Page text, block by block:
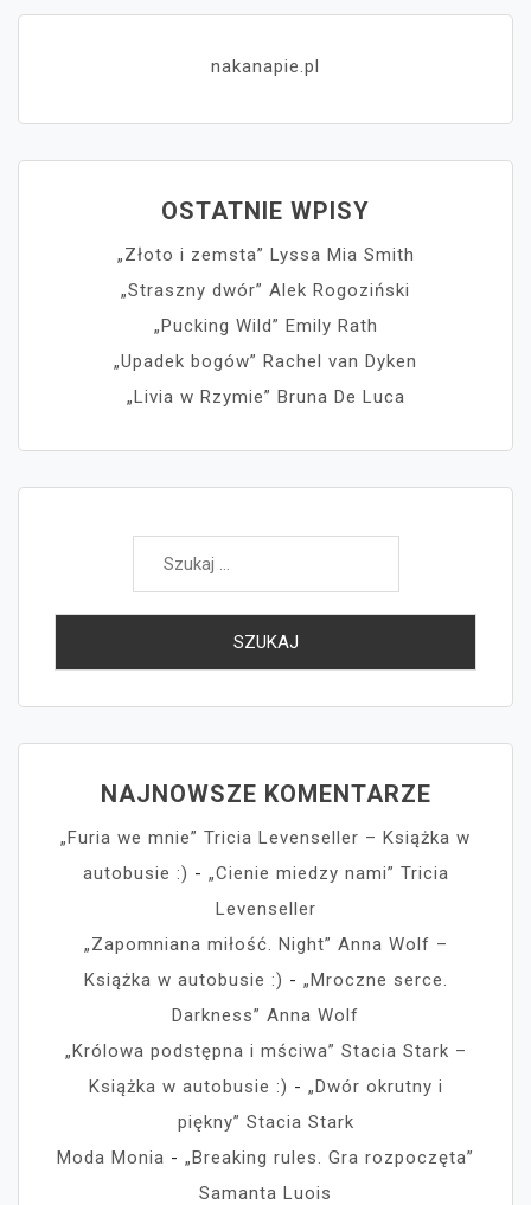
nakanapie.pl
OSTATNIE WPISY
„Złoto i zemsta” Lyssa Mia Smith
„Straszny dwór” Alek Rogoziński
„Pucking Wild” Emily Rath
„Upadek bogów” Rachel van Dyken
„Livia w Rzymie” Bruna De Luca
Szukaj:
NAJNOWSZE KOMENTARZE
„Furia we mnie” Tricia Levenseller – Książka w
autobusie :) - „Cienie miedzy nami” Tricia
Levenseller
„Zapomniana miłość. Night” Anna Wolf –
Książka w autobusie :) - „Mroczne serce.
Darkness” Anna Wolf
„Królowa podstępna i mściwa” Stacia Stark –
Książka w autobusie :) - „Dwór okrutny i
piękny” Stacia Stark
Moda Monia - „Breaking rules. Gra rozpoczęta”
Samanta Luois